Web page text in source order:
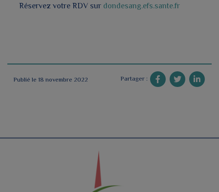
Réservez votre RDV sur dondesang.efs.sante.fr
Publié le 18 novembre 2022 Partager :